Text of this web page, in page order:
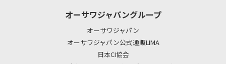
オーサワジャパングループ
オーサワジャパン
オーサワジャパン公式通販LIMA
日本CI協会